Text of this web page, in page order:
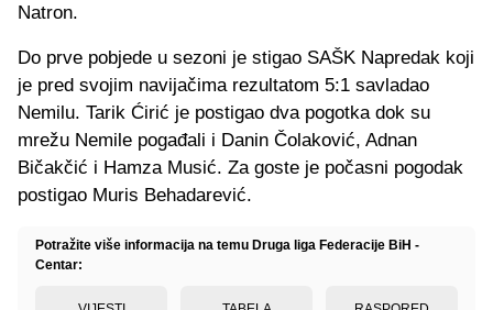
Natron.
Do prve pobjede u sezoni je stigao SAŠK Napredak koji
je pred svojim navijačima rezultatom 5:1 savladao
Nemilu. Tarik Ćirić je postigao dva pogotka dok su
mrežu Nemile pogađali i Danin Čolaković, Adnan
Bičakčić i Hamza Musić. Za goste je počasni pogodak
postigao Muris Behadarević.
Potražite više informacija na temu Druga liga Federacije BiH -
Centar: